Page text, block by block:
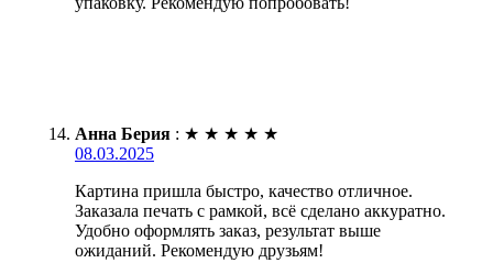
Анна Берия : ★ ★ ★ ★ ★
08.03.2025
Картина пришла быстро, качество отличное.
Заказала печать с рамкой, всё сделано аккуратно.
Удобно оформлять заказ, результат выше
ожиданий. Рекомендую друзьям!